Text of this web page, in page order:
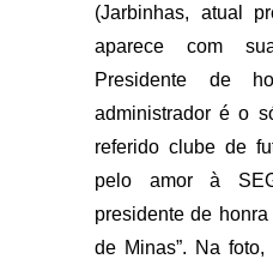
(Jarbinhas, atual
aparece com
Presidente de
administrador é o
referido clube de
pelo amor à
presidente de
de Minas”. Na